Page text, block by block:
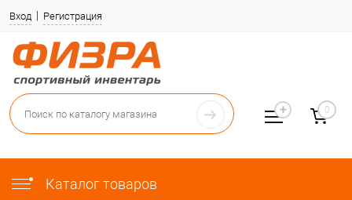
Вход Регистрация
Каталог товаров
0